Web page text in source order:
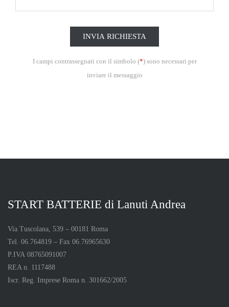
I campi contrassegnati con il simbolo (*) sono necessari per
inviare il messaggio
START BATTERIE di Lanuti Andrea
Via Tuscolana, 539 – 00181 Roma
Tel. 06.764819 – Fax 06.76965630
P.IVA 08765091007
REA n. 1117488
Iscr. Reg. Imprese Roma n. 301662/2005